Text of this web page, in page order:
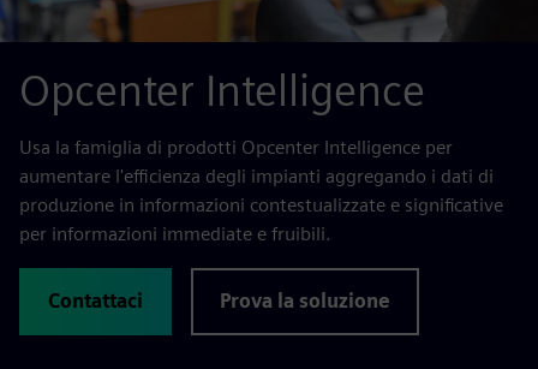
Opcenter Intelligence
Usa la famiglia di prodotti Opcenter Intelligence per
aumentare l'efficienza degli impianti aggregando i dati di
produzione in informazioni contestualizzate e significative
per informazioni immediate e fruibili.
Contattaci Prova la soluzione